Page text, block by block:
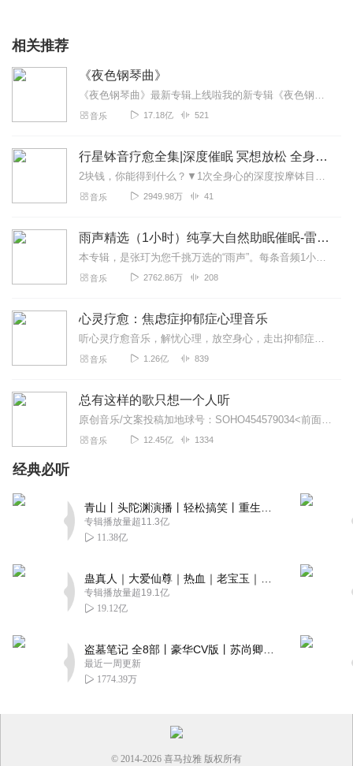
相关推荐
《夜色钢琴曲》
《夜色钢琴曲》最新专辑上线啦我的新专辑《夜色钢琴曲最新专辑》（点击跳转）已经上线，新专辑是《夜色钢琴曲》的升级版，我精选了诸多经典原创作品与大家分享，愿未来...
音乐 17.18亿 521
行星钵音疗愈全集|深度催眠 冥想放松 全身心深度按摩
2块钱，你能得到什么？▼1次全身心的深度按摩钵目前已广泛地被应用于美容Spa和按摩养生馆的疗程中，许多疗愈师使用铜钵在身体上，发现5分钟铜钵按摩的深度放松，效...
音乐 2949.98万 41
雨声精选（1小时）纯享大自然助眠催眠-雷雨声，下雨
本专辑，是张玎为您千挑万选的“雨声”。每条音频1小时，中间没有打扰。有轻柔细雨、淅淅沥沥；雨滴入水，滴答作响；隐隐雷声，隆隆为伴；流水潺潺，映入耳畔。这里没有音...
音乐 2762.86万 208
心灵疗愈：焦虑症抑郁症心理音乐
听心灵疗愈音乐，解忧心理，放空身心，走出抑郁症、焦虑症、恐惧症等情绪困扰。疗愈音乐=心灵养生最有效的聆听建议：步骤一、选择安静的环境，闭目静卧或坐。步骤二、根据...
音乐 1.26亿 839
总有这样的歌只想一个人听
原创音乐/文案投稿加地球号：SOHO454579034<前面英文是大写>带上你的音乐和故事与我们相遇..每一位小伙伴的经历都是我们创作的源头..
音乐 12.45亿 1334
经典必听
专辑播放量超11.3亿
11.38亿
专辑播放量超19.1亿
19.12亿
最近一周更新
1774.39万
© 2014-2026 喜马拉雅 版权所有